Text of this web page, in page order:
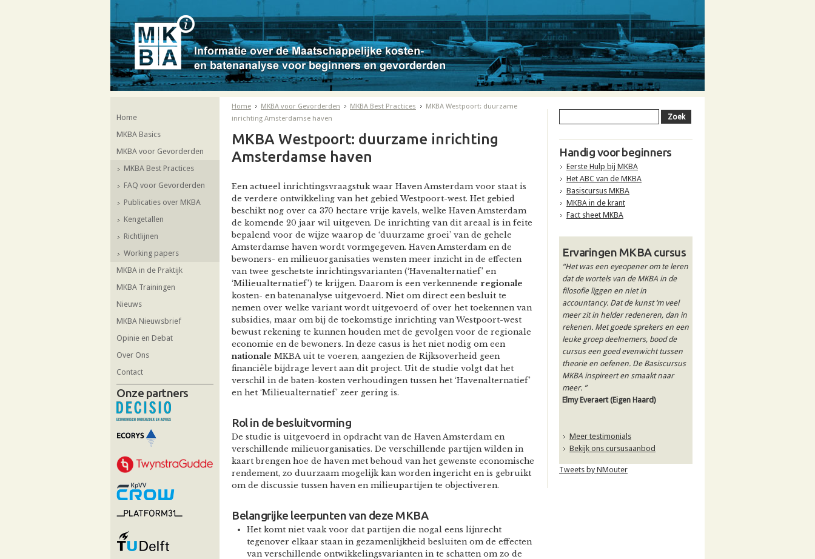
Home
MKBA Basics
MKBA voor Gevorderden
MKBA Best Practices
FAQ voor Gevorderden
Publicaties over MKBA
Kengetallen
Richtlijnen
Working papers
MKBA in de Praktijk
MKBA Trainingen
Nieuws
MKBA Nieuwsbrief
Opinie en Debat
Over Ons
Contact
Onze partners
Home MKBA voor Gevorderden MKBA Best Practices
MKBA Westpoort: duurzame
inrichting Amsterdamse haven
MKBA Westpoort: duurzame inrichting
Amsterdamse haven
Een actueel inrichtingsvraagstuk waar Haven Amsterdam voor staat is
de verdere ontwikkeling van het gebied Westpoort-west. Het gebied
beschikt nog over ca 370 hectare vrije kavels, welke Haven Amsterdam
de komende 20 jaar wil uitgeven. De inrichting van dit areaal is in feite
bepalend voor de wijze waarop de ‘duurzame groei’ van de gehele
Amsterdamse haven wordt vormgegeven. Haven Amsterdam en de
bewoners- en milieuorganisaties wensten meer inzicht in de effecten
van twee geschetste inrichtingsvarianten (‘Havenalternatief’ en
‘Milieualternatief’) te krijgen. Daarom is een verkennende regionale
kosten- en batenanalyse uitgevoerd. Niet om direct een besluit te
nemen over welke variant wordt uitgevoerd of over het toekennen van
subsidies, maar om bij de toekomstige inrichting van Westpoort-west
bewust rekening te kunnen houden met de gevolgen voor de regionale
economie en de bewoners. In deze casus is het niet nodig om een
nationale MKBA uit te voeren, aangezien de Rijksoverheid geen
financiële bijdrage levert aan dit project. Uit de studie volgt dat het
verschil in de baten-kosten verhoudingen tussen het ‘Havenalternatief’
en het ‘Milieualternatief’ zeer gering is.
Rol in de besluitvorming
De studie is uitgevoerd in opdracht van de Haven Amsterdam en
verschillende milieuorganisaties. De verschillende partijen wilden in
kaart brengen hoe de haven met behoud van het gewenste economische
rendement, zo duurzaam mogelijk kan worden ingericht en is gebruikt
om de discussie tussen haven en milieupartijen te objectiveren.
Belangrijke leerpunten van deze MKBA
Het komt niet vaak voor dat partijen die nogal eens lijnrecht
tegenover elkaar staan in gezamenlijkheid besluiten om de effecten
van verschillende ontwikkelingsvarianten in te schatten om zo de
Handig voor beginners
Eerste Hulp bij MKBA
Het ABC van de MKBA
Basiscursus MKBA
MKBA in de krant
Fact sheet MKBA
Ervaringen MKBA cursus
“Het was een eyeopener om te leren
dat de wortels van de MKBA in de
filosofie liggen en niet in
accountancy. Dat de kunst ‘m veel
meer zit in helder redeneren, dan in
rekenen. Met goede sprekers en een
leuke groep deelnemers, bood de
cursus een goed evenwicht tussen
theorie en oefenen. De Basiscursus
MKBA inspireert en smaakt naar
meer. ”
Elmy Everaert(Eigen Haard)
Meer testimonials
Bekijk ons cursusaanbod
Tweets by NMouter